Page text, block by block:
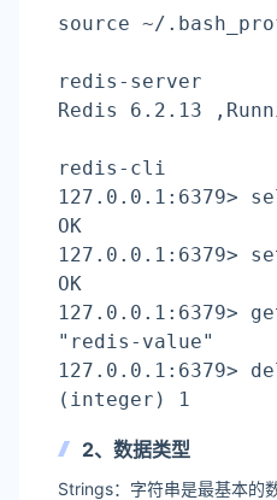
source ~/
redis-server
Redis 6.2.13
redis-cli
127.0.0.1:6379>
OK
127.0.0.1:6379>
OK
127.0.0.1:6379>
"redis-value"
127.0.0.1:6379>
( integer ) 1
2、数据类型
Strings：字符串是最基本的